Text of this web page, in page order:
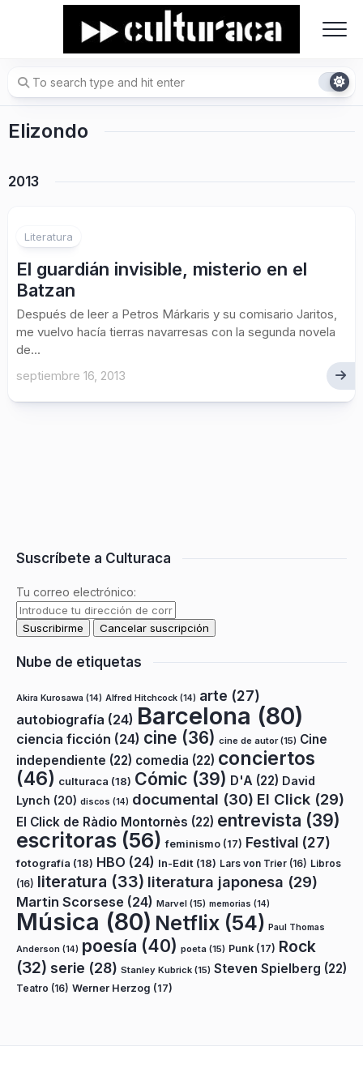
Elizondo
2013
Literatura
El guardián invisible, misterio en el
Batzan
Después de leer a Petros Márkaris y su comisario Jaritos,
me vuelvo hacía tierras navarresas con la segunda novela
de...
septiembre 16, 2013
Suscríbete a Culturaca
Tu correo electrónico:
Nube de etiquetas
Akira Kurosawa (14) Alfred Hitchcock (14) arte (27)
autobiografía (24) Barcelona (80)
ciencia ficción (24) cine (36) cine de autor(15) Cine
independiente (22) comedia (22) conciertos
(46) culturaca (18) Cómic (39) D'A (22) David
Lynch (20) discos (14) documental (30) El Click (29)
El Click de Ràdio Montornès (22) entrevista (39)
escritoras (56) feminismo (17) Festival (27)
fotografía (18) HBO (24) In-Edit (18) Lars von Trier (16) Libros
(16) literatura (33) literatura japonesa (29)
Martin Scorsese (24) Marvel (15) memorias (14)
Música (80) Netflix (54) Paul Thomas
Anderson (14) poesía (40) poeta (15) Punk (17) Rock
(32) serie (28) Stanley Kubrick (15) Steven Spielberg (22)
Teatro (16) Werner Herzog (17)